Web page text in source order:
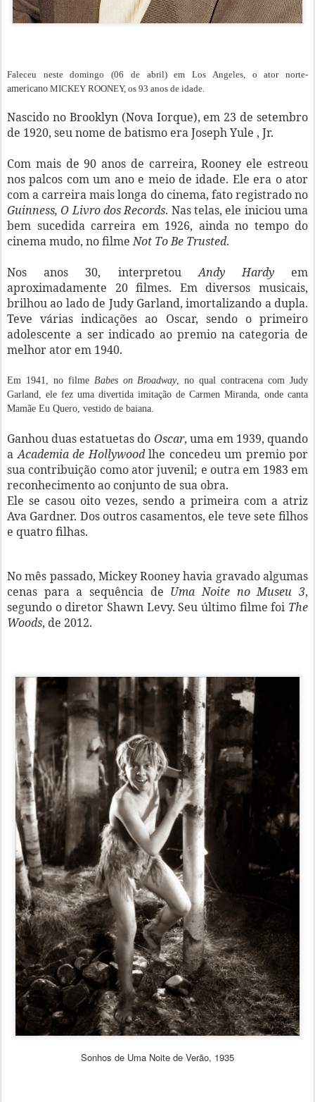
Faleceu neste domingo (06 de abril) em Los Angeles, o ator norte-
americano MICKEY ROONEY, os 93 anos de idade.
Nascido no Brooklyn (Nova Iorque), em 23 de setembro
de 1920, seu nome de batismo era Joseph Yule , Jr.
Com mais de 90 anos de carreira, Rooney ele estreou
nos palcos com um ano e meio de idade. Ele era o ator
com a carreira mais longa do cinema, fato registrado no
Guinness, O Livro dos Records. Nas telas, ele iniciou uma
bem sucedida carreira em 1926, ainda no tempo do
cinema mudo, no filmeNot To Be Trusted.
Nos anos 30, interpretouAndy Hardyem
aproximadamente 20 filmes. Em diversos musicais,
brilhou ao lado de Judy Garland, imortalizando a dupla.
Teve várias indicações ao Oscar, sendo o primeiro
adolescente a ser indicado ao premio na categoria de
melhor ator em 1940.
Em 1941, no filme Babes on Broadway, no qual contracena com Judy
Garland, ele fez uma divertida imitação de Carmen Miranda, onde canta
Mamãe Eu Quero, vestido de baiana.
Ganhou duas estatuetas do Oscar, uma em 1939, quando
aAcademia de Hollywoodlhe concedeu um premio por
sua contribuição como ator juvenil; e outra em 1983 em
reconhecimento ao conjunto de sua obra.
Ele se casou oito vezes, sendo a primeira com a atriz
Ava Gardner. Dos outros casamentos, ele teve sete filhos
e quatro filhas.
No mês passado, Mickey Rooney havia gravado algumas
cenas para a sequência de Uma Noite no Museu 3,
segundo o diretor Shawn Levy. Seu último filme foi The
Woods, de 2012.
Sonhos de Uma Noite de Verão, 1935